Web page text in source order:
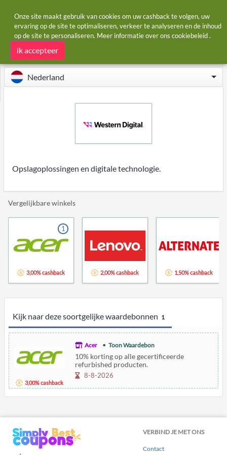
Startpagina Winkels Western Digital
Western Digital cashback
Nederland
Kijk naar deze soortgelijke waardebonnen 1
3,00% cashback
Acer Toon Waardebon
10% korting op alle gecertificeerde
refurbished producten.
8-8-2026
Opslagoplossingen en digitale technologie.
Vergelijkbare winkels
1
3,00% cashback 2,00% cashback 1,50% cashback
VERBIND JE MET ONS
Contact
Onze site maakt gebruik van cookies om uw cashback te volgen, uw
ervaring op de site te optimaliseren, verkeer te analyseren en de inhoud
op de site te personaliseren. Meer informatie over ons cookiebeleid.
ik accepteer